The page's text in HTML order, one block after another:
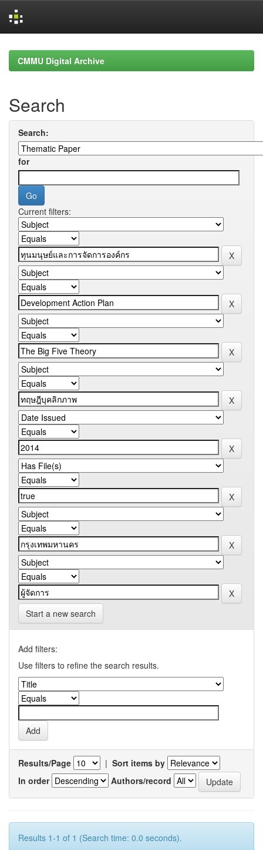
navigationCMMU Digital Archive
Search
Search:
for
Current filters:
Start a new search
Add filters:
Use filters to refine the search results.
Results/Page | Sort items by
In order
Authors/record
Results 1-1 of 1 (Search time: 0.0 seconds).